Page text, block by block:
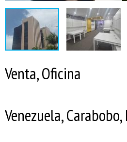
Venta, Oficina
Venezuela,